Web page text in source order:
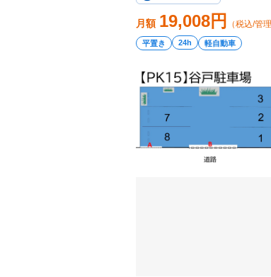
月額 19,008円 （税込/管
平置き 24h 軽自動車